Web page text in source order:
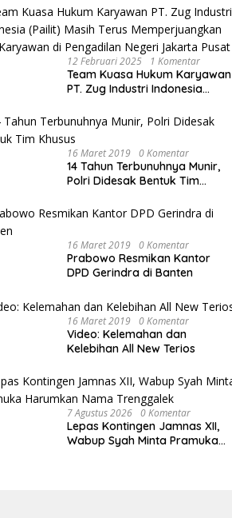
Pengaduan ke Mahkamah
Agung RI
12 Februari 2025 1 Komentar
Team Kuasa Hukum Karyawan
PT. Zug Industri Indonesia
Memperjuangkan Hak
Karyawan di Pengadilan Negeri
Jakarta Pusat
16 Maret 2019 0 Komentar
14 Tahun Terbunuhnya Munir,
Polri Didesak Bentuk Tim
16 Maret 2019 0 Komentar
Prabowo Resmikan Kantor
DPD Gerindra di Banten
16 Maret 2019 0 Komentar
Video: Kelemahan dan
Kelebihan All New Terios
7 Agustus 2026 0 Komentar
Lepas Kontingen Jamnas XII,
Wabup Syah Minta Pramuka